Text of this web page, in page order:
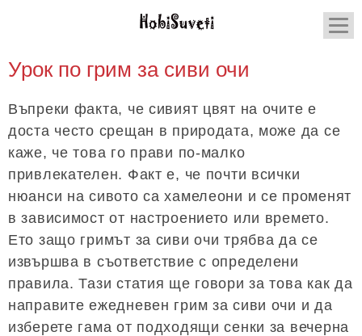
Урок по грим за сиви очи
Въпреки факта, че сивият цвят на очите е
доста често срещан в природата, може да се
каже, че това го прави по-малко
привлекателен. Факт е, че почти всички
нюанси на сивото са хамелеони и се променят
в зависимост от настроението или времето.
Ето защо гримът за сиви очи трябва да се
извършва в съответствие с определени
правила. Тази статия ще говори за това как да
направите ежедневен грим за сиви очи и да
изберете гама от подходящи сенки за вечерна